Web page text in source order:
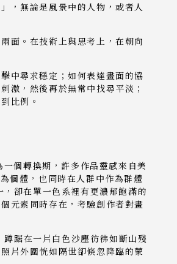
，無論是風景中的人物，或者人
面。在技術上與思考上，在朝向
中尋求穩定；如何表達畫面的協
激，然後再於無常中找尋平淡；
比例。
個轉換期，許多作品靈感來自美
體，也同時在人群中作為群體
卻在單一色系裡有更濃郁飽滿的
元素同時存在，考驗創作者對畫
踞在一片白色沙塵彷彿如斷山殘
片外圍恍如隔世卻倏忽降臨的蒙